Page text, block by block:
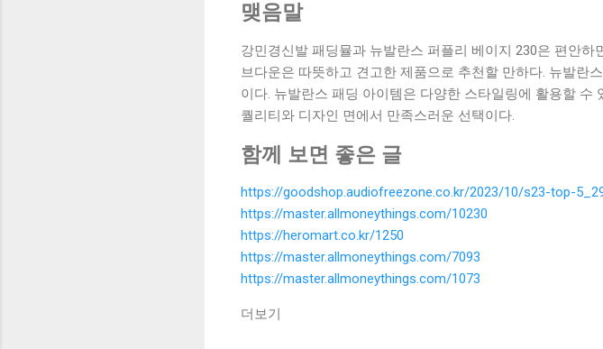
맺음말
강민경신발 패딩뮬과 뉴발란스 퍼플리 베이지 230은 편안
브다운은 따뜻하고 견고한 제품으로 추천할 만하다. 뉴발란
이다. 뉴발란스 패딩 아이템은 다양한 스타일링에 활용할
퀄리티와 디자인 면에서 만족스러운 선택이다.
함께 보면 좋은 글
https://goodshop.audiofreezone.co.kr/2023/10/s23-top-
https://master.allmoneythings.com/10230
https://heromart.co.kr/1250
https://master.allmoneythings.com/7093
https://master.allmoneythings.com/1073
더보기